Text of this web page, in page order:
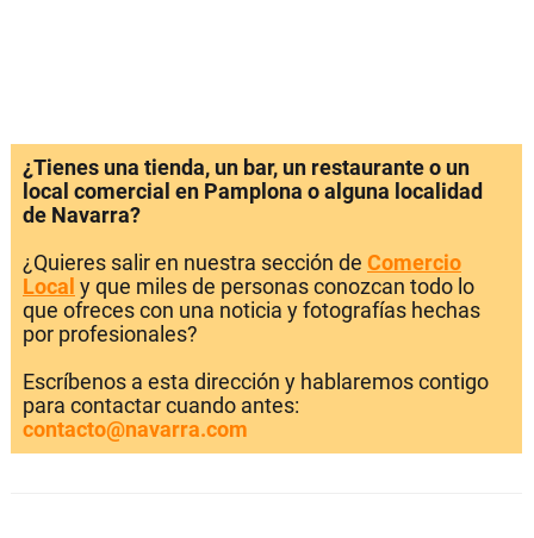
¿Tienes una tienda, un bar, un restaurante o un
local comercial en Pamplona o alguna localidad
de Navarra?
¿Quieres salir en nuestra sección de Comercio
Local y que miles de personas conozcan todo lo
que ofreces con una noticia y fotografías hechas
por profesionales?
Escríbenos a esta dirección y hablaremos contigo
para contactar cuando antes:
contacto@navarra.com